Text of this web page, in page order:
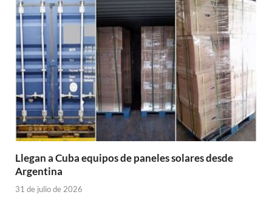
Llegan a Cuba equipos de paneles solares desde
Argentina
31 de julio de 2026